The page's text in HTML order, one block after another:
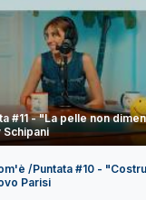
#11 - "La pelle non
/Puntata #10 -
Parisi